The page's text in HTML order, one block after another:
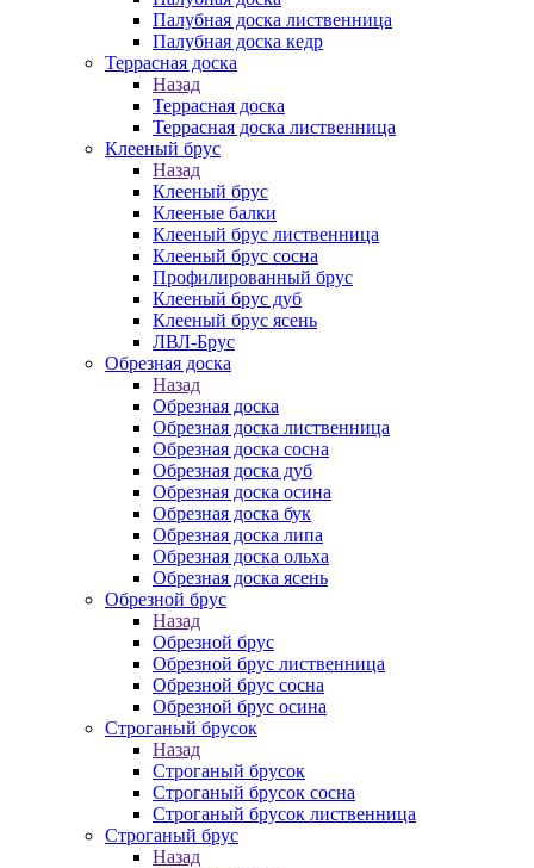
Палубная доска лиственница
Палубная доска кедр
Террасная доска
Назад
Террасная доска
Террасная доска лиственница
Клееный брус
Назад
Клееный брус
Клееные балки
Клееный брус лиственница
Клееный брус сосна
Профилированный брус
Клееный брус дуб
Клееный брус ясень
ЛВЛ-Брус
Обрезная доска
Назад
Обрезная доска
Обрезная доска лиственница
Обрезная доска сосна
Обрезная доска дуб
Обрезная доска осина
Обрезная доска бук
Обрезная доска липа
Обрезная доска ольха
Обрезная доска ясень
Обрезной брус
Назад
Обрезной брус
Обрезной брус лиственница
Обрезной брус сосна
Обрезной брус осина
Строганый брусок
Назад
Строганый брусок
Строганый брусок сосна
Строганый брусок лиственница
Строганый брус
Назад